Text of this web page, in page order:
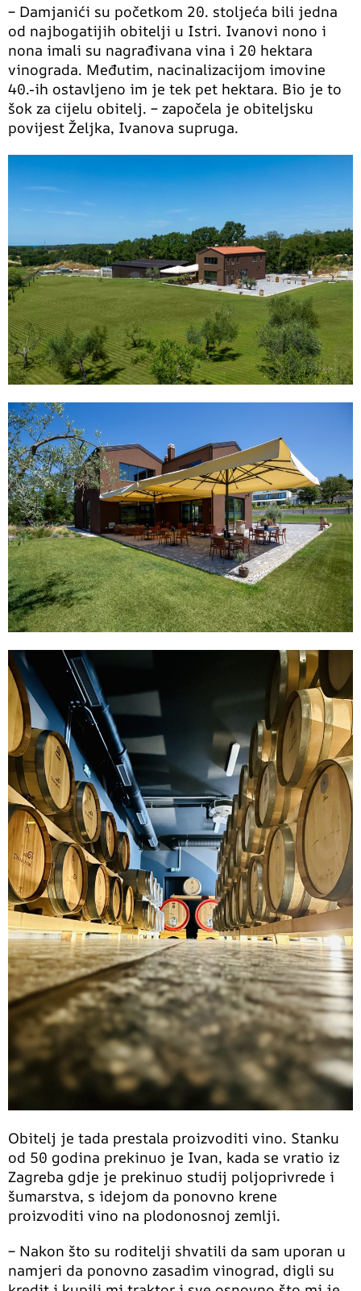
– Damjanići su početkom 20. stoljeća bili jedna
od najbogatijih obitelji u Istri. Ivanovi nono i
nona imali su nagrađivana vina i 20 hektara
vinograda. Međutim, nacinalizacijom imovine
40.-ih ostavljeno im je tek pet hektara. Bio je to
šok za cijelu obitelj. – započela je obiteljsku
povijest Željka, Ivanova supruga.
Obitelj je tada prestala proizvoditi vino. Stanku
od 50 godina prekinuo je Ivan, kada se vratio iz
Zagreba gdje je prekinuo studij poljoprivrede i
šumarstva, s idejom da ponovno krene
proizvoditi vino na plodonosnoj zemlji.
– Nakon što su roditelji shvatili da sam uporan u
namjeri da ponovno zasadim vinograd, digli su